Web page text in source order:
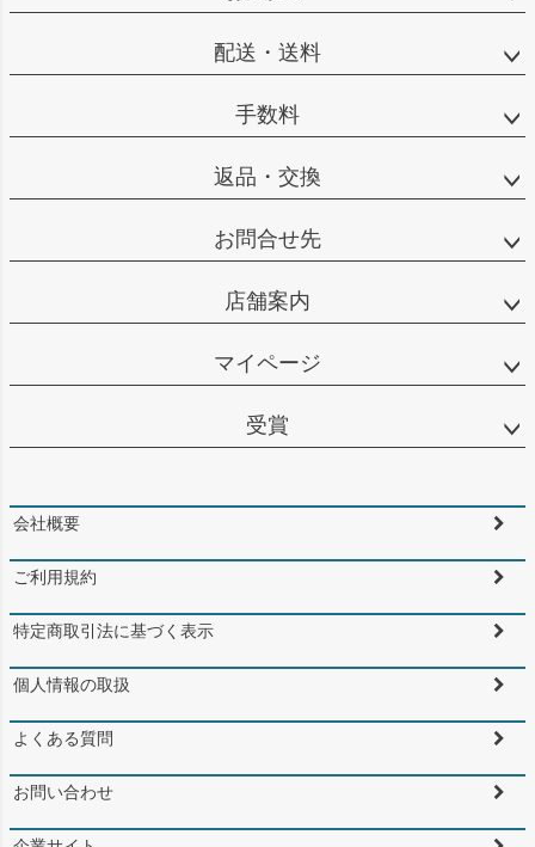
配送・送料
手数料
返品・交換
お問合せ先
店舗案内
マイページ
受賞
会社概要
ご利用規約
特定商取引法に基づく表示
個人情報の取扱
よくある質問
お問い合わせ